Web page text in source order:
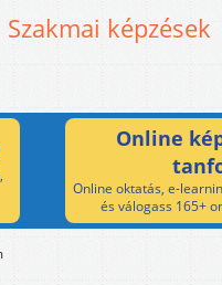
Szakmai képzések
Online
Online oktatás, e-
és válogass 165+